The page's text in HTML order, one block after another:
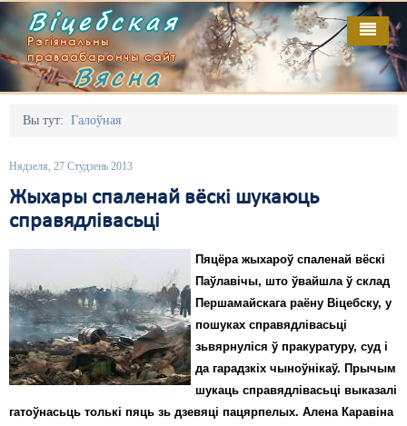
Віцебская
Рэгіянальны
праваабарончы сайт
Вясна
Вы тут: Галоўная
Нядзеля, 27 Студзень 2013
Жыхары спаленай вёскі шукаюць
справядлівасьці
Пяцёра жыхароў спаленай вёскі
Паўлавічы, што ўвайшла ў склад
Першамайскага раёну Віцебску, у
пошуках справядлівасьці
зьвярнуліся ў пракуратуру, суд і
да гарадзкіх чыноўнікаў. Прычым
шукаць справядлівасьці выказалі
гатоўнасьць толькі пяць зь дзевяці пацярпелых. Алена Каравіна
Галоўная
Адміністрацыйны перасьлед
Безбар'ернае асяродзьдзе
Выбары
Дзяржава
Дыскрымінацыя
Затрыманьні
Карная псыхіятрыя
Выданьні
Кантакт
Пра нас